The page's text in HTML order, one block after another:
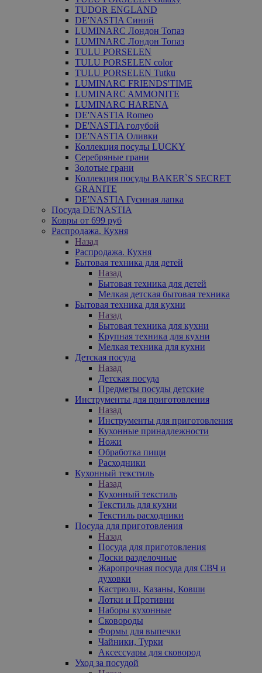
TUDOR ENGLAND
DE'NASTIA Синий
LUMINARC Лондон Топаз
LUMINARC Лондон Топаз
TULU PORSELEN
TULU PORSELEN color
TULU PORSELEN Tutku
LUMINARC FRIENDS'TIME
LUMINARC AMMONITE
LUMINARC HARENA
DE'NASTIA Romeo
DE'NASTIA голубой
DE'NASTIA Оливки
Коллекция посуды LUCKY
Серебряные грани
Золотые грани
Коллекция посуды BAKER`S SECRET
GRANITE
DE'NASTIA Гусиная лапка
Посуда DE'NASTIA
Ковры от 699 руб
Распродажа. Кухня
Назад
Распродажа. Кухня
Бытовая техника для детей
Назад
Бытовая техника для детей
Мелкая детская бытовая техника
Бытовая техника для кухни
Назад
Бытовая техника для кухни
Крупная техника для кухни
Мелкая техника для кухни
Детская посуда
Назад
Детская посуда
Предметы посуды детские
Инструменты для приготовления
Назад
Инструменты для приготовления
Кухонные принадлежности
Ножи
Обработка пищи
Расходники
Кухонный текстиль
Назад
Кухонный текстиль
Текстиль для кухни
Текстиль расходники
Посуда для приготовления
Назад
Посуда для приготовления
Доски разделочные
Жаропрочная посуда для СВЧ и
духовки
Кастрюли, Казаны, Ковши
Лотки и Противни
Наборы кухонные
Сковороды
Формы для выпечки
Чайники, Турки
Аксессуары для сковород
Уход за посудой